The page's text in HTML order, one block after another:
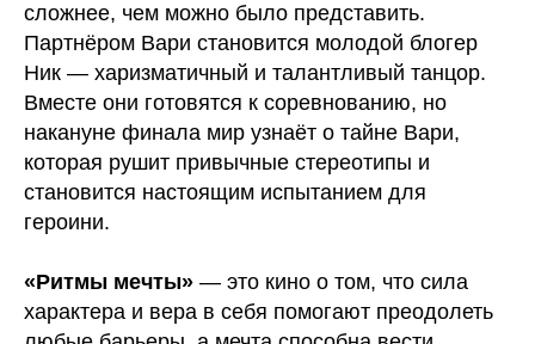
сложнее, чем можно было представить.
Партнёром Вари становится молодой блогер
Ник — харизматичный и талантливый танцор.
Вместе они готовятся к соревнованию, но
накануне финала мир узнаёт о тайне Вари,
которая рушит привычные стереотипы и
становится настоящим испытанием для
героини.
«Ритмы мечты» — это кино о том, что сила
характера и вера в себя помогают преодолеть